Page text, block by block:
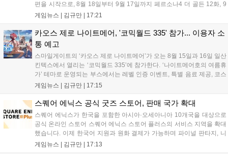
편을 시작으로, 8월 18일부터 9월 17일까지 페르소나4 더 골든 12화, 9
월 15일부터 10월 14일까지 페르소나5 시리즈가 순차 공개됩니다. 또한
영상 및 대형 전광판에 소개될 예정입니다....
게임뉴스 | 김규만 17:21
카오스 제로 나이트메어, '코믹월드 335' 참가... 이용자 소
통 예고
스마일게이트의 ‘카오스 제로 나이트메어’가 오는 8월 15일과 16일 일산
킨텍스에서 열리는 ‘코믹월드 335’에 참가한다. ‘나이트메어호의 여름휴
가’ 테마로 운영되는 부스에서는 레벨 인증 이벤트, 특별 음료 제공, 코스
프레 모델 포토존 등 다채로운 행사가 진행된다. 유명 코스어 7인이 캐릭
세한 정보는 공식 커뮤니티에서 확인 가능하다....
게임뉴스 | 김규만 17:15
스퀘어 에닉스 공식 굿즈 스토어, 판매 국가 확대
스퀘어 에닉스가 한국을 포함한 아시아·오세아니아 10개국을 대상으로
공식 온라인 스토어 스퀘어 에닉스 스토어 플러스의 서비스 지역을 확대
했습니다. 이제 한국어 지원과 원화 결제가 가능하며 파이널 판타지, 니
어 등 주요 게임의 피규어, 굿즈를 구매할 수 있습니다. 신상품이 순차적
게임뉴스 | 김규만 17:13